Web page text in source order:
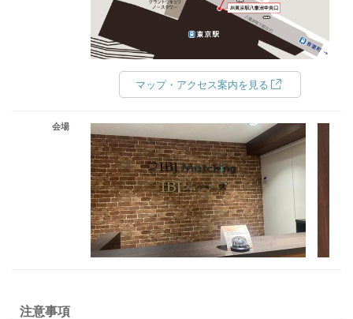
マップ・アクセス案内を見る
会場
注意事項